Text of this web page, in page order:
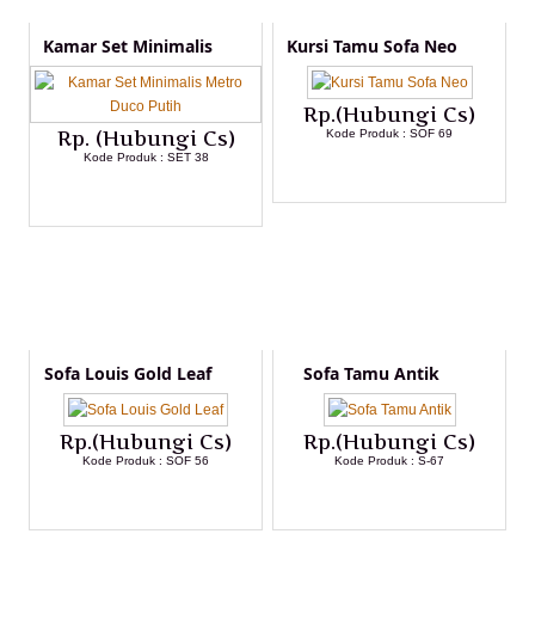
Kamar Set Minimalis
Rp. (Hubungi Cs)
Kode Produk : SET 38
Kursi Tamu Sofa Neo
Rp.(Hubungi Cs)
Kode Produk : SOF 69
Sofa Louis Gold Leaf
Rp.(Hubungi Cs)
Kode Produk : SOF 56
Sofa Tamu Antik
Rp.(Hubungi Cs)
Kode Produk : S-67